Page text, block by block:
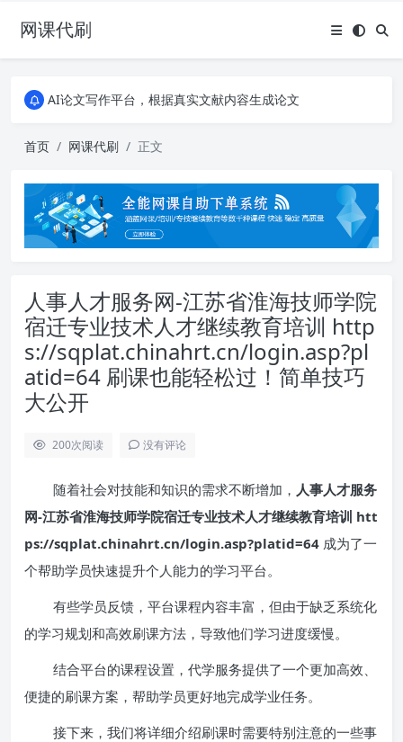
网课代刷
AI论文写作平台，根据真实文献内容生成论文
全能网课平台，大学生网课、成教、培训、继续教育。现已接入代刷代考项目3000+
全能网课平台，大学生网课、成教、培训、继续教育。现已接入代刷代考项目3000+
首页 网课代刷 正文
人事人才服务网-江苏省淮海技师学院
宿迁专业技术人才继续教育培训 http
s://sqplat.chinahrt.cn/login.asp?pl
atid=64 刷课也能轻松过！简单技巧
大公开
200次阅读 没有评论
随着社会对技能和知识的需求不断增加， 人事人才服务
网-江苏省淮海技师学院宿迁专业技术人才继续教育培训 htt
ps://sqplat.chinahrt.cn/login.asp?platid=64 成为了一
个帮助学员快速提升个人能力的学习平台。
有些学员反馈，平台课程内容丰富，但由于缺乏系统化
的学习规划和高效刷课方法，导致他们学习进度缓慢。
结合平台的课程设置，代学服务提供了一个更加高效、
便捷的刷课方案，帮助学员更好地完成学业任务。
接下来，我们将详细介绍刷课时需要特别注意的一些事